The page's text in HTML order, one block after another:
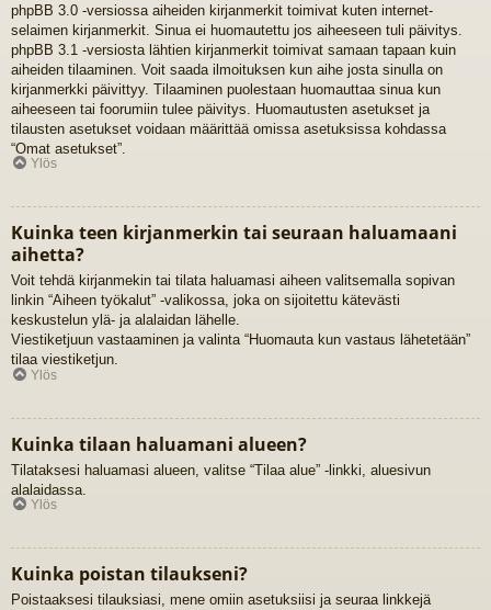
phpBB 3.0 -versiossa aiheiden kirjanmerkit toimivat kuten internet-
selaimen kirjanmerkit. Sinua ei huomautettu jos aiheeseen tuli päivitys.
phpBB 3.1 -versiosta lähtien kirjanmerkit toimivat samaan tapaan kuin
aiheiden tilaaminen. Voit saada ilmoituksen kun aihe josta sinulla on
kirjanmerkki päivittyy. Tilaaminen puolestaan huomauttaa sinua kun
aiheeseen tai foorumiin tulee päivitys. Huomautusten asetukset ja
tilausten asetukset voidaan määrittää omissa asetuksissa kohdassa
“Omat asetukset”.
Ylös
Kuinka teen kirjanmerkin tai seuraan haluamaani
aihetta?
Voit tehdä kirjanmekin tai tilata haluamasi aiheen valitsemalla sopivan
linkin “Aiheen työkalut” -valikossa, joka on sijoitettu kätevästi
keskustelun ylä- ja alalaidan lähelle.
Viestiketjuun vastaaminen ja valinta “Huomauta kun vastaus lähetetään”
tilaa viestiketjun.
Ylös
Kuinka tilaan haluamani alueen?
Tilataksesi haluamasi alueen, valitse “Tilaa alue” -linkki, aluesivun
alalaidassa.
Ylös
Kuinka poistan tilaukseni?
Poistaaksesi tilauksiasi, mene omiin asetuksiisi ja seuraa linkkejä